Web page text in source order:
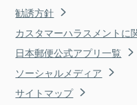
勧誘方針
カスタマーハラスメントに
日本郵便公式アプリ一覧
ソーシャルメディア
サイトマップ